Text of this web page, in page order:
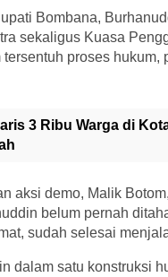
Bombana,
sekaligus Kuasa
tersentuh proses
3 Ribu Warga di
aksi demo, Malik
belum pernah
sudah selesai
dalam satu konstruksi